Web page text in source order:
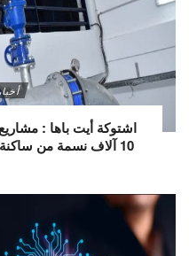
اشتوكة أيت باها :
10 آلاف نسمة من ساكنة ايت اعميرة بالماء الشروب.